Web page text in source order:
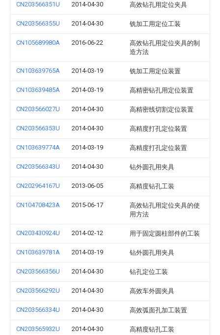
CN203566351U 2014-04-30 高效钻孔用定位夹具
CN203566355U 2014-04-30 铣加工用定位工装
CN105689980A 2016-06-22
高效钻孔用定位夹具的制
造方法
CN103639765A 2014-03-19 铣加工用定位装置
CN103639485A 2014-03-19 高精密钻孔用定位装置
CN203566027U 2014-04-30 高精密线切割定位装置
CN203566353U 2014-04-30 高精度打孔定位装置
CN103639774A 2014-03-19 高精度打孔定位装置
CN203566343U 2014-04-30 钻外圆孔用夹具
CN202964167U 2013-06-05 高精度钻孔工装
CN104708423A 2015-06-17
高效钻孔用定位夹具的使
用方法
CN203430924U 2014-02-12 用于固定圆柱部件的工装
CN103639781A 2014-03-19 钻外圆孔用夹具
CN203566356U 2014-04-30 钻孔定位工装
CN203566292U 2014-04-30 高效车外圆夹具
CN203566334U 2014-04-30 高效弧面孔加工装置
CN203565932U 2014-04-30 高精度钻孔工装